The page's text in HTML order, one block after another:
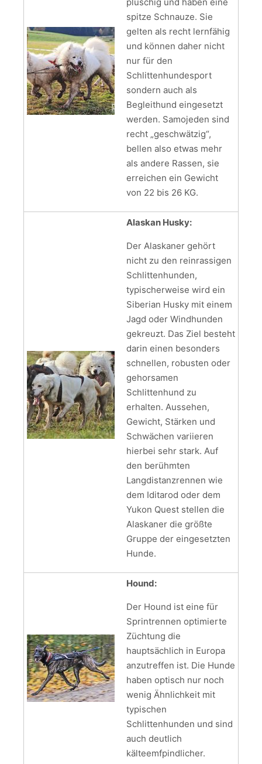
spitze Schnauze. Sie
gelten als recht lernfähig
und können daher nicht
nur für den
Schlittenhundesport
sondern auch als
Begleithund eingesetzt
werden. Samojeden sind
recht „geschwätzig“,
bellen also etwas mehr
als andere Rassen, sie
erreichen ein Gewicht
von 22 bis 26 KG.
Alaskan Husky:
Der Alaskaner gehört
nicht zu den reinrassigen
Schlittenhunden,
typischerweise wird ein
Siberian Husky mit einem
Jagd oder Windhunden
gekreuzt. Das Ziel besteht
darin einen besonders
schnellen, robusten oder
gehorsamen
Schlittenhund zu
erhalten. Aussehen,
Gewicht, Stärken und
Schwächen variieren
hierbei sehr stark. Auf
den berühmten
Langdistanzrennen wie
dem Iditarod oder dem
Yukon Quest stellen die
Alaskaner die größte
Gruppe der eingesetzten
Hunde.
Hound:
Der Hound ist eine für
Sprintrennen optimierte
Züchtung die
hauptsächlich in Europa
anzutreffen ist. Die Hunde
haben optisch nur noch
wenig Ähnlichkeit mit
typischen
Schlittenhunden und sind
auch deutlich
kälteemfpindlicher.